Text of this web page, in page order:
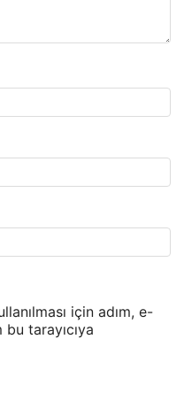
için adım, e-
tarayıcıya